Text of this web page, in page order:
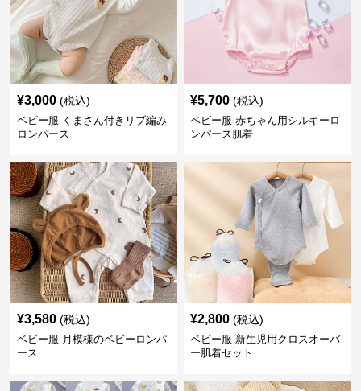
¥3,000 (税込)
ベビー服 くまさん付きリブ編み
ロンパース
¥5,700 (税込)
ベビー服 赤ちゃん用シルキーロ
ンパース肌着
¥3,580 (税込)
ベビー服 月模様のベビーロンパ
ース
¥2,800 (税込)
ベビー服 新生児用クロスオーバ
ー肌着セット